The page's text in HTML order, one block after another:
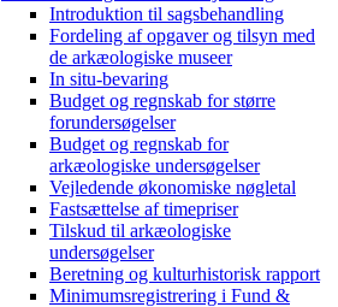
Introduktion til sagsbehandling
Fordeling af opgaver og tilsyn med
de arkæologiske museer
In situ-bevaring
Budget og regnskab for større
forundersøgelser
Budget og regnskab for
arkæologiske undersøgelser
Vejledende økonomiske nøgletal
Fastsættelse af timepriser
Tilskud til arkæologiske
undersøgelser
Beretning og kulturhistorisk rapport
Minimumsregistrering i Fund &